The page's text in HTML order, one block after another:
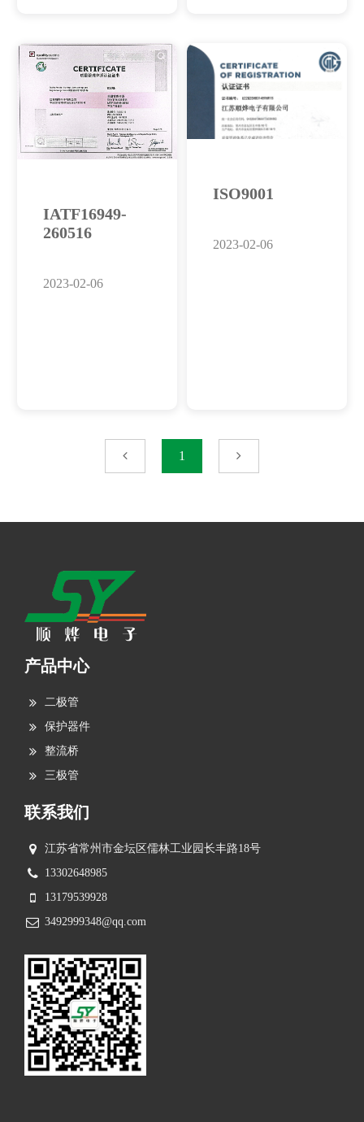
IATF16949-
260516
2023-02-06
ISO9001
2023-02-06
1
产品中心
二极管
保护器件
整流桥
三极管
联系我们
江苏省常州市金坛区儒林工业园长丰路18号
13302648985
13179539928
3492999348@qq.com